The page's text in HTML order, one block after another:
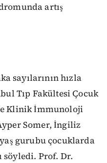
artış
sayılarının hızla
Tıp Fakültesi Çocuk
Klinik İmmunoloji
Somer, İngiliz
gurubu çocuklarda
söyledi. Prof. Dr.